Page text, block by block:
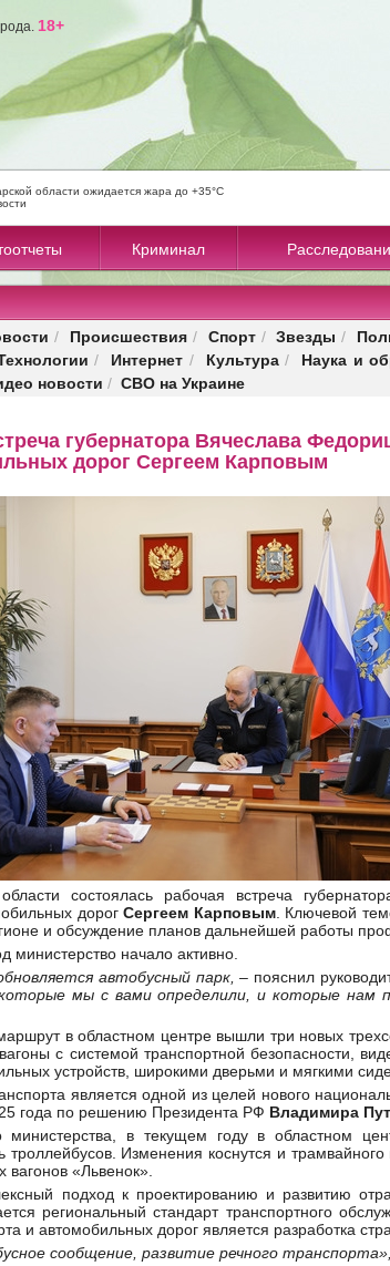
18+
области ожидается жара до +35°C
Криминал
/ Происшествия/ Спорт/ Звезды /
/ Интернет / Культура/ Наука и
новости / СВО на Украине
губернатора Вячеслава
дорог Сергеем Карповым
состоялась рабочая встреча
дорогСергеем Карповым. Ключевой
и обсуждение планов дальнейшей работы
министерство начало активно.
автобусный парк, – пояснил
мы с вами определили, и которые нам
в областном центре вышли три новых
с системой транспортной безопасности,
устройств, широкими дверьми и мягкими
является одной из целей нового
года по решению Президента РФ Владимира
в текущем году в областном
троллейбусов. Изменения коснутся и
«Львенок».
подход к проектированию и развитию
региональный стандарт транспортного
и автомобильных дорог является разработка
сообщение, развитие речного транспорта»,